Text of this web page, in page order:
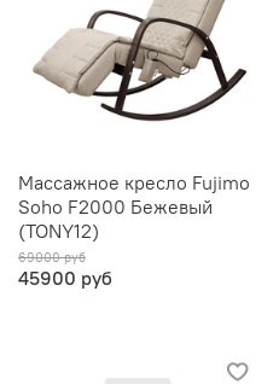
Массажное кресло Fujimo
Soho F2000 Бежевый
(TONY12)
69000 руб
45900 руб